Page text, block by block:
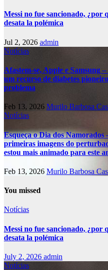
Messi no fue sancionado,
desata la polémica
Jul 2, 2026 admin
Notícias
Afastem-se, Apple e Samsung
um recurso de diabetes
problema
Feb 13, 2026 Murilo Barbosa
Notícias
Esqueça o Dia dos Namorados
primeiras imagens do
estou mais animado para este
Feb 13, 2026 Murilo Barbosa
You missed
Notícias
Messi no fue sancionado,
desata la polémica
July 2, 2026 admin
Notícias